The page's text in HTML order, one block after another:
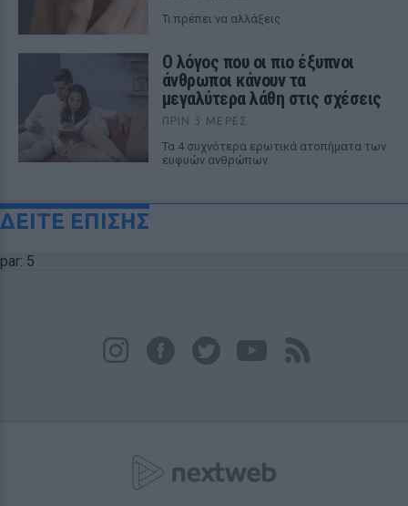
Τι πρέπει να αλλάξεις
Ο λόγος που οι πιο έξυπνοι
άνθρωποι κάνουν τα
μεγαλύτερα λάθη στις σχέσεις
ΠΡΙΝ 3 ΜΈΡΕΣ
Τα 4 συχνότερα ερωτικά ατοπήματα των
ευφυών ανθρώπων
ΔΕΙΤΕ ΕΠΙΣΗΣ
par: 5